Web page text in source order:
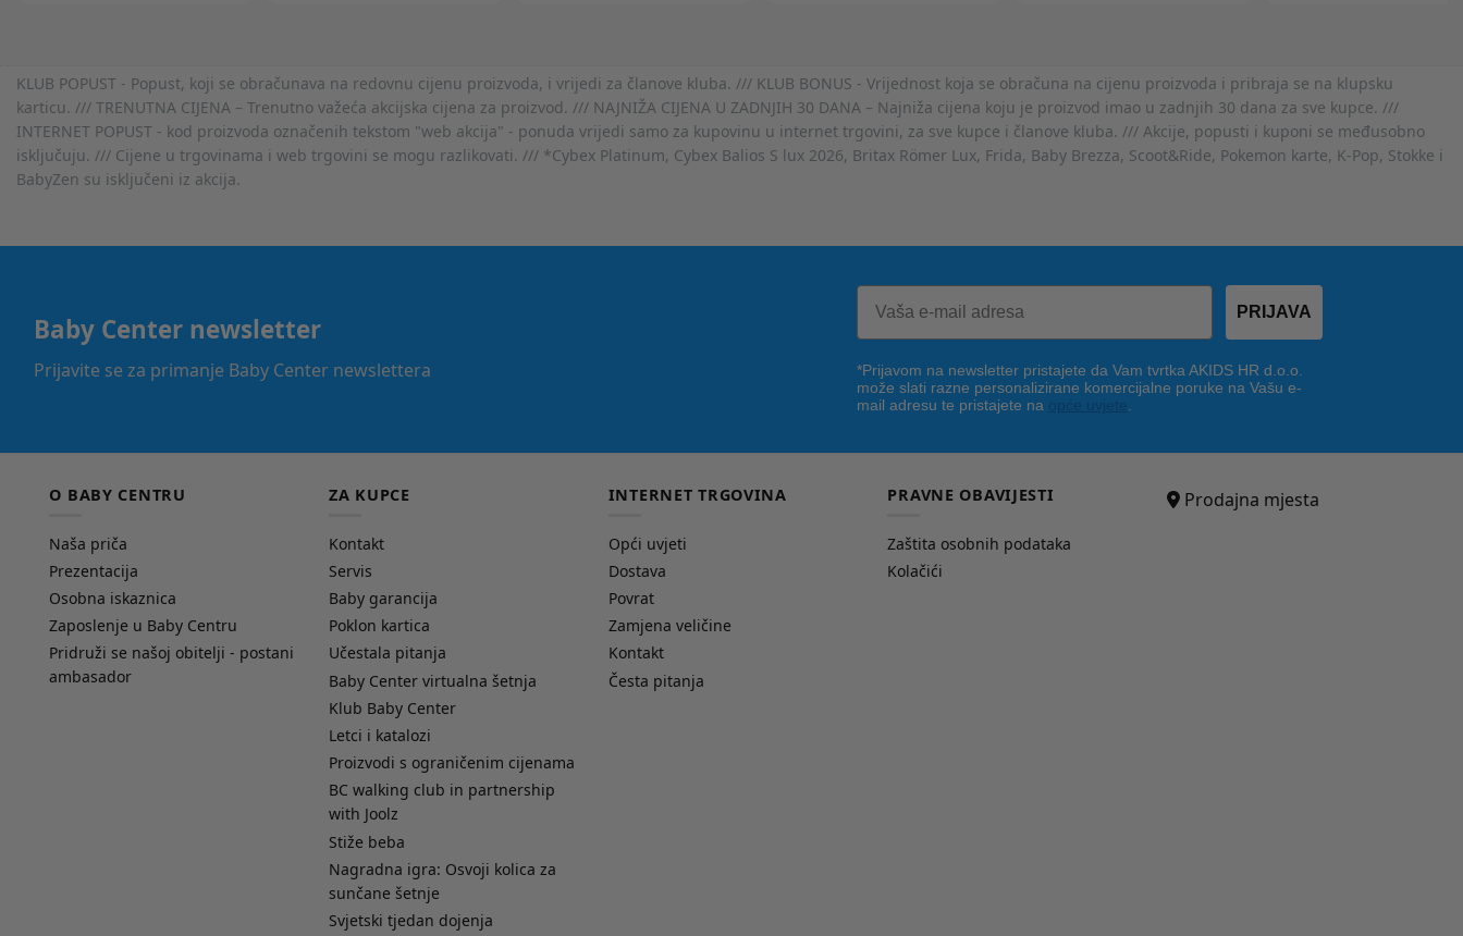
KLUB POPUST - Popust, koji se obračunava na redovnu cijenu proizvoda, i vrijedi za članove kluba. /// KLUB BONUS - Vrijednost koja se obračuna na cijenu proizvoda i pribraja se na klupsku
karticu. /// TRENUTNA CIJENA – Trenutno važeća akcijska cijena za proizvod. /// NAJNIŽA CIJENA U ZADNJIH 30 DANA – Najniža cijena koju je proizvod imao u zadnjih 30 dana za sve kupce. ///
INTERNET POPUST - kod proizvoda označenih tekstom "web akcija" - ponuda vrijedi samo za kupovinu u internet trgovini, za sve kupce i članove kluba. /// Akcije, popusti i kuponi se međusobno
isključuju. /// Cijene u trgovinama i web trgovini se mogu razlikovati. /// *Cybex Platinum, Cybex Balios S lux 2026, Britax Römer Lux, Frida, Baby Brezza, Scoot&Ride, Pokemon karte, K-Pop, Stokke i
BabyZen su isključeni iz akcija.
Baby Center newsletter
Prijavite se za primanje Baby Center newslettera
PRIJAVA
*Prijavom na newsletter pristajete da Vam tvrtka AKIDS HR d.o.o.
može slati razne personalizirane komercijalne poruke na Vašu e-
mail adresu te pristajete na
.
O BABY CENTRU
Naša priča
Prezentacija
Osobna iskaznica
Zaposlenje u Baby Centru
Pridruži se našoj obitelji - postani
ambasador
ZA KUPCE
Kontakt
Servis
Baby garancija
Poklon kartica
Učestala pitanja
Baby Center virtualna šetnja
Klub Baby Center
Letci i katalozi
Proizvodi s ograničenim cijenama
BC walking club in partnership
with Joolz
Stiže beba
Nagradna igra: Osvoji kolica za
sunčane šetnje
Svjetski tjedan dojenja
INTERNET TRGOVINA
Opći uvjeti
Dostava
Povrat
Zamjena veličine
Kontakt
Česta pitanja
PRAVNE OBAVIJESTI
Zaštita osobnih podataka
Kolačići
Prodajna mjesta